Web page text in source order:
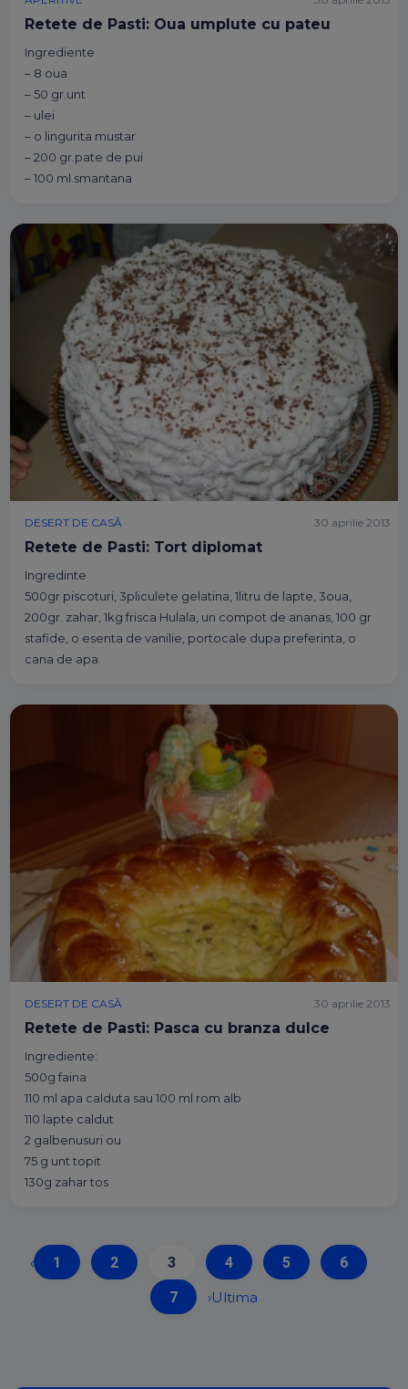
Retete de Pasti: Oua umplute cu pateu
Ingrediente
– 8 oua
– 50 gr.unt
– ulei
– o lingurita mustar
– 200 gr.pate de pui
– 100 ml.smantana
DESERT DE CASĂ
Retete de Pasti: Tort diplomat
Ingredinte
500gr piscoturi, 3pliculete gelatina, 1litru de lapte, 3oua,
200gr. zahar, 1kg frisca Hulala, un compot de ananas, 100 gr
stafide, o esenta de vanilie, portocale dupa preferinta, o
cana de apa.
30 aprilie 2013
DESERT DE CASĂ
Retete de Pasti: Pasca cu branza dulce
Ingrediente:
500g faina
110 ml apa calduta sau 100 ml rom alb
110 lapte caldut
2 galbenusuri ou
75 g unt topit
130g zahar tos
30 aprilie 2013
‹ 1 2 3 4 5
6
7
›Ultima